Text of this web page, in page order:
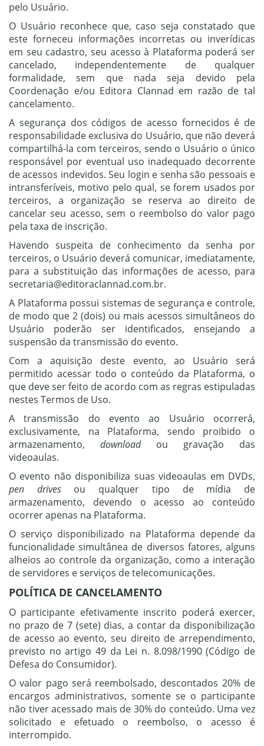
pelo Usuário.
O Usuário reconhece que, caso seja constatado que
este forneceu informações incorretas ou inverídicas
em seu cadastro, seu acesso à Plataforma poderá ser
cancelado, independentemente de qualquer
formalidade, sem que nada seja devido pela
Coordenação e/ou Editora Clannad em razão de tal
cancelamento.
A segurança dos códigos de acesso fornecidos é de
responsabilidade exclusiva do Usuário, que não deverá
compartilhá-la com terceiros, sendo o Usuário o único
responsável por eventual uso inadequado decorrente
de acessos indevidos. Seu login e senha são pessoais e
intransferíveis, motivo pelo qual, se forem usados por
terceiros, a organização se reserva ao direito de
cancelar seu acesso, sem o reembolso do valor pago
pela taxa de inscrição.
Havendo suspeita de conhecimento da senha por
terceiros, o Usuário deverá comunicar, imediatamente,
para a substituição das informações de acesso, para
secretaria@editoraclannad.com.br.
A Plataforma possui sistemas de segurança e controle,
de modo que 2 (dois) ou mais acessos simultâneos do
Usuário poderão ser identificados, ensejando a
suspensão da transmissão do evento.
Com a aquisição deste evento, ao Usuário será
permitido acessar todo o conteúdo da Plataforma, o
que deve ser feito de acordo com as regras estipuladas
nestes Termos de Uso.
A transmissão do evento ao Usuário ocorrerá,
exclusivamente, na Plataforma, sendo proibido o
armazenamento, downloadou gravação das
videoaulas.
O evento não disponibiliza suas videoaulas em DVDs,
pen drivesou qualquer tipo de mídia de
armazenamento, devendo o acesso ao conteúdo
ocorrer apenas na Plataforma.
O serviço disponibilizado na Plataforma depende da
funcionalidade simultânea de diversos fatores, alguns
alheios ao controle da organização, como a interação
de servidores e serviços de telecomunicações.
POLÍTICA DE CANCELAMENTO
O participante efetivamente inscrito poderá exercer,
no prazo de 7 (sete) dias, a contar da disponibilização
de acesso ao evento, seu direito de arrependimento,
previsto no artigo 49 da Lei n. 8.098/1990 (Código de
Defesa do Consumidor).
O valor pago será reembolsado, descontados 20% de
encargos administrativos, somente se o participante
não tiver acessado mais de 30% do conteúdo. Uma vez
solicitado e efetuado o reembolso, o acesso é
interrompido.